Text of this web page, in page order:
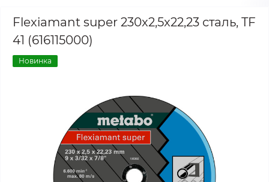
Flexiamant super 230x2,5x22,23 сталь, TF
41 (616115000)
Новинка